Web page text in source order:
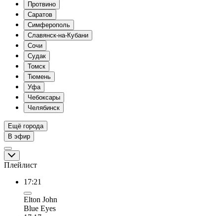
Протвино
Саратов
Симферополь
Славянск-на-Кубани
Сочи
Судак
Томск
Тюмень
Уфа
Чебоксары
Челябинск
Ещё города
В эфир
Плейлист
17:21
Elton John
Blue Eyes